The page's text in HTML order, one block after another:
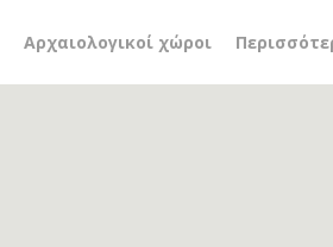
Αρχαιολογικοί χώροι